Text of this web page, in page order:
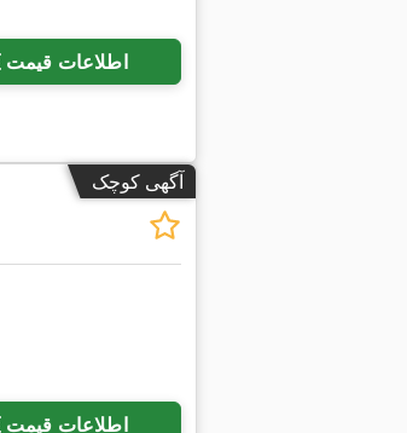
اطلاعات قیمت
آگهی کوچک
اطلاعات قیمت